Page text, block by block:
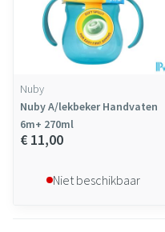
Nuby
Nuby A/lekbeker Handvaten
6m+ 270ml
€ 11,00
Niet beschikbaar